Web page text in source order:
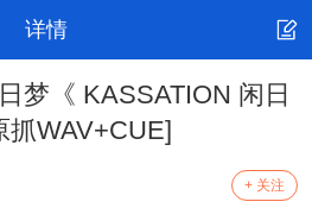
详情
梦《 KASSATION 闲日
抓WAV+CUE]
+ 关注